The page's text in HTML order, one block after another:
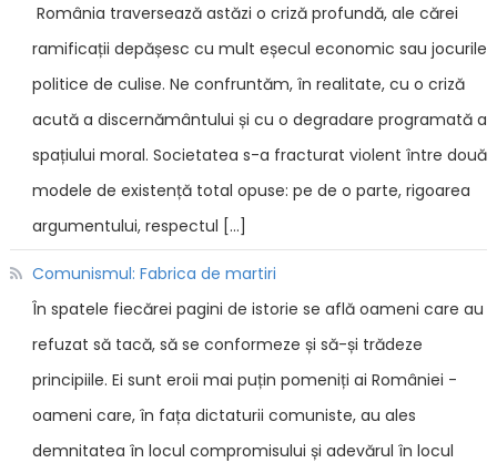
România traversează astăzi o criză profundă, ale cărei
ramificații depășesc cu mult eșecul economic sau jocurile
politice de culise. Ne confruntăm, în realitate, cu o criză
acută a discernământului și cu o degradare programată a
spațiului moral. Societatea s-a fracturat violent între două
modele de existență total opuse: pe de o parte, rigoarea
argumentului, respectul […]
Comunismul: Fabrica de martiri
În spatele fiecărei pagini de istorie se află oameni care au
refuzat să tacă, să se conformeze și să-și trădeze
principiile. Ei sunt eroii mai puțin pomeniți ai României -
oameni care, în fața dictaturii comuniste, au ales
demnitatea în locul compromisului și adevărul în locul